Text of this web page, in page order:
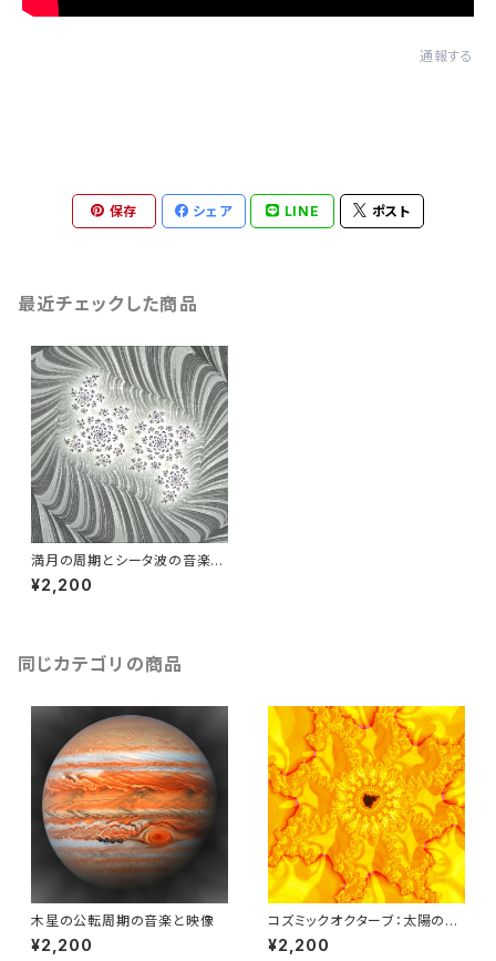
通報する
保存 シェア LINE ポスト
最近チェックした商品
満月の周期とシータ波の音楽と
映像
¥2,200
同じカテゴリの商品
木星の公転周期の音楽と映像
¥2,200
コズミックオクターブ：太陽の音
楽と映像
¥2,200